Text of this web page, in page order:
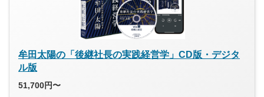
牟田太陽の「後継社長の実践経営学」CD版・デジタ
ル版
51,700円〜